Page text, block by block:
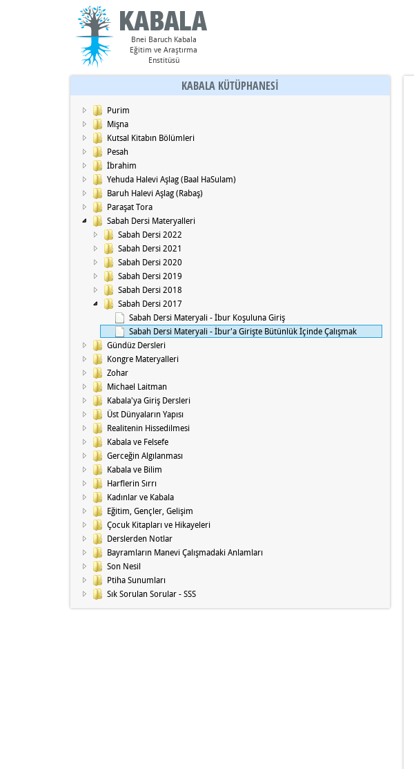
Bnei Baruch Kabala
Eğitim ve Araştırma
Enstitüsü
KABALA KÜTÜPHANESİ
Purim
Mişna
Kutsal Kitabın Bölümleri
Pesah
İbrahim
Yehuda Halevi Aşlag (Baal HaSulam)
Baruh Halevi Aşlag (Rabaş)
Paraşat Tora
Sabah Dersi Materyalleri
Sabah Dersi 2022
Sabah Dersi 2021
Sabah Dersi 2020
Sabah Dersi 2019
Sabah Dersi 2018
Sabah Dersi 2017
Sabah Dersi Materyali - İbur Koşuluna Giriş
Sabah Dersi Materyali - İbur'a Girişte Bütünlük İçinde Çalışmak
Gündüz Dersleri
Kongre Materyalleri
Zohar
Michael Laitman
Kabala'ya Giriş Dersleri
Üst Dünyaların Yapısı
Realitenin Hissedilmesi
Kabala ve Felsefe
Gerceğin Algılanması
Kabala ve Bilim
Harflerin Sırrı
Kadınlar ve Kabala
Eğitim, Gençler, Gelişim
Çocuk Kitapları ve Hikayeleri
Derslerden Notlar
Bayramların Manevi Çalışmadaki Anlamları
Son Nesil
Ptiha Sunumları
Sık Sorulan Sorular - SSS